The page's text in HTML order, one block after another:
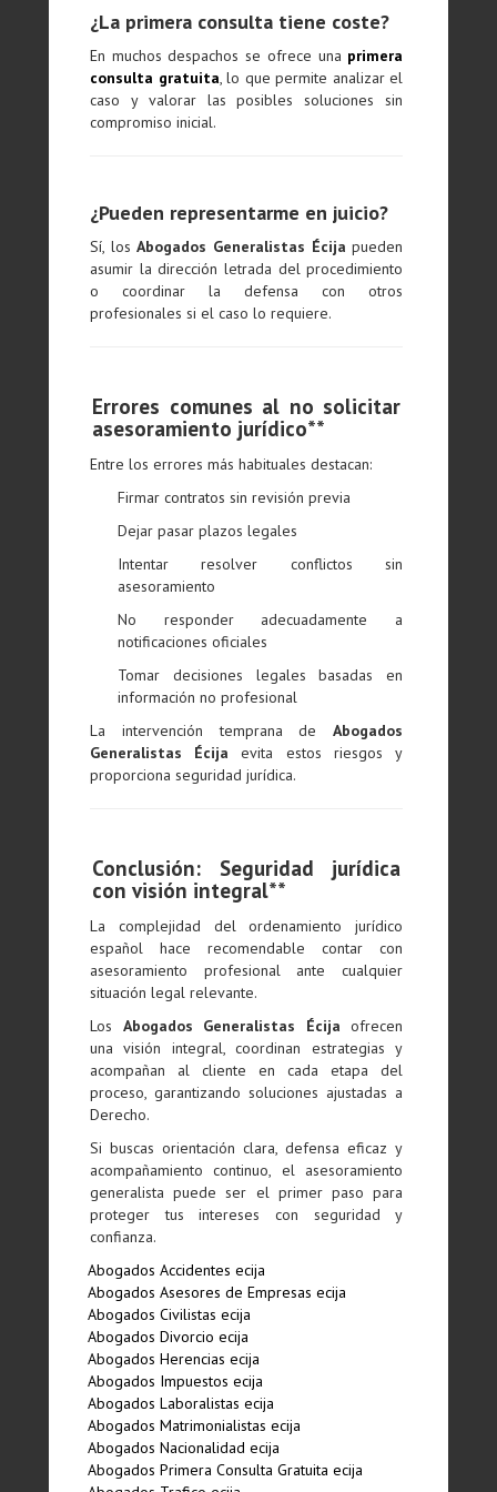
¿La primera consulta tiene coste?
En muchos despachos se ofrece una primera
consulta gratuita, lo que permite analizar el
caso y valorar las posibles soluciones sin
compromiso inicial.
¿Pueden representarme en juicio?
Sí, losAbogados Generalistas Écija pueden
asumir la dirección letrada del procedimiento
o coordinar la defensa con otros
profesionales si el caso lo requiere.
Errores comunes al no solicitar
asesoramiento jurídico**
Entre los errores más habituales destacan:
Firmar contratos sin revisión previa
Dejar pasar plazos legales
Intentar resolver conflictos sin
asesoramiento
No responder adecuadamente a
notificaciones oficiales
Tomar decisiones legales basadas en
información no profesional
La intervención temprana deAbogados
Generalistas Écija evita estos riesgos y
proporciona seguridad jurídica.
Conclusión: Seguridad jurídica
con visión integral**
La complejidad del ordenamiento jurídico
español hace recomendable contar con
asesoramiento profesional ante cualquier
situación legal relevante.
Los Abogados Generalistas Écija ofrecen
una visión integral, coordinan estrategias y
acompañan al cliente en cada etapa del
proceso, garantizando soluciones ajustadas a
Derecho.
Si buscas orientación clara, defensa eficaz y
acompañamiento continuo, el asesoramiento
generalista puede ser el primer paso para
proteger tus intereses con seguridad y
confianza.
Abogados Accidentes ecija
Abogados Asesores de Empresas ecija
Abogados Civilistas ecija
Abogados Divorcio ecija
Abogados Herencias ecija
Abogados Impuestos ecija
Abogados Laboralistas ecija
Abogados Matrimonialistas ecija
Abogados Nacionalidad ecija
Abogados Primera Consulta Gratuita ecija